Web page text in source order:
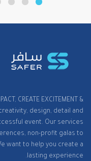
CREATE EXCITEMENT &
design, detail and
event. Our services
non-profit galas to
want to help you create a
lasting experience.